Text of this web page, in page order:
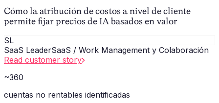
Cómo la atribución de costos a nivel de cliente
permite fijar precios de IA basados en valor
SL
SaaS LeaderSaaS / Work Management y Colaboración
Read customer story
~360
cuentas no rentables identificadas